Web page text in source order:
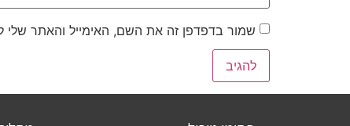
שמור בדפדפן זה את השם, האימייל והאתר